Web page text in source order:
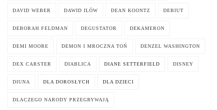
DAVID WEBER DAWID ILÓW DEAN KOONTZ DEBIUT
DEBORAH FELDMAN DEGUSTATOR DEKAMERON
DEMI MOORE DEMON I MROCZNA TOŃ DENZEL WASHINGTON
DEX CARSTER DIABLICA DIANE SETTERFIELD DISNEY
DIUNA DLA DOROSŁYCH DLA DZIECI
DLACZEGO NARODY PRZEGRYWAJĄ